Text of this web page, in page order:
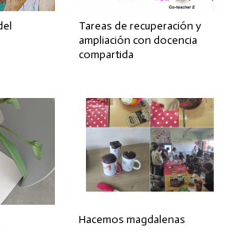
Tareas de recuperación y
ampliación con docencia
compartida
Hacemos magdalenas